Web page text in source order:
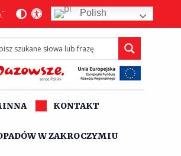
- Polish
KONTAKT
W ZAKROCZYMIU